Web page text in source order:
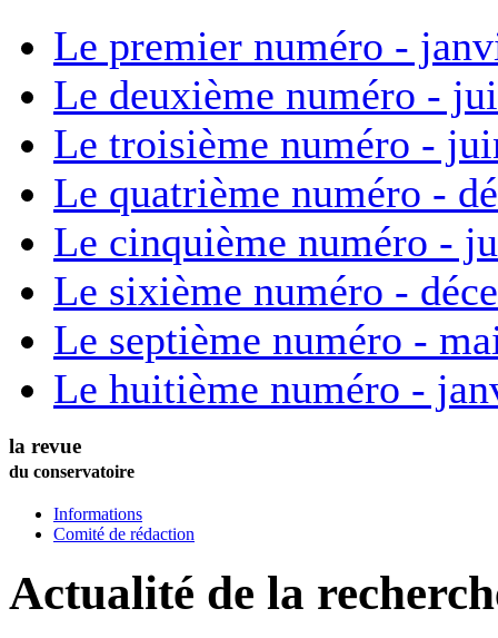
Le premier numéro -
Le deuxième numéro -
Le troisième numéro -
Le quatrième numéro -
Le cinquième numéro -
Le sixième numéro -
Le septième numéro -
Le huitième numéro -
la revue
du conservatoire
Informations
Comité de rédaction
Actualité de la